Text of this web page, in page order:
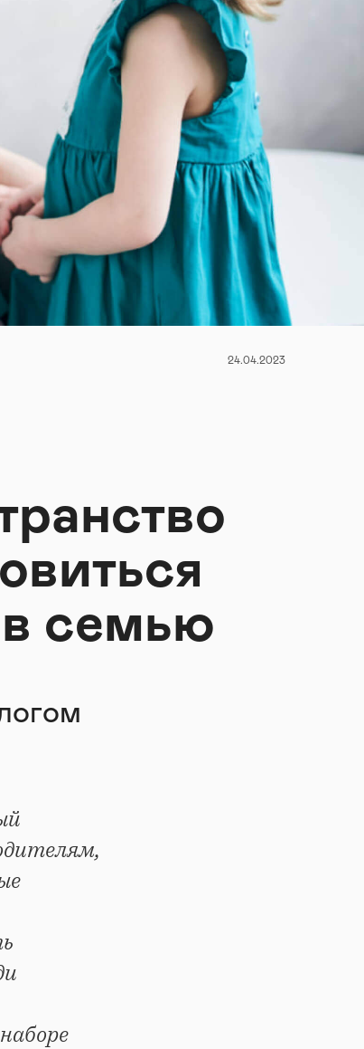
24.04.2023
семью